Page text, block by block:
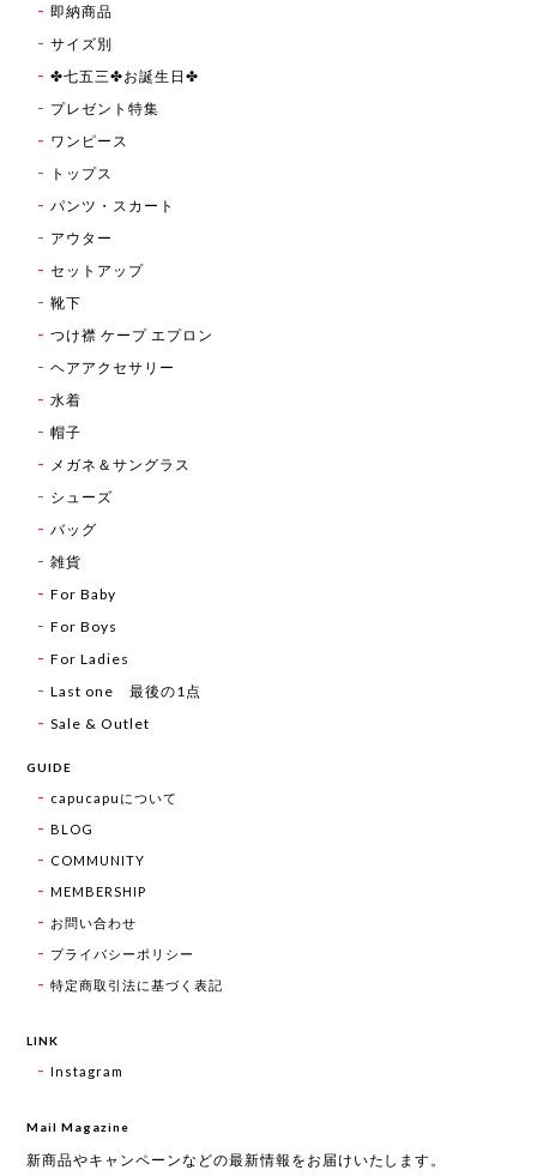
即納商品
サイズ別
✤七五三✤お誕生日✤
プレゼント特集
ワンピース
トップス
パンツ・スカート
アウター
セットアップ
靴下
つけ襟 ケープ エプロン
ヘアアクセサリー
水着
帽子
メガネ＆サングラス
シューズ
バッグ
雑貨
For Baby
For Boys
For Ladies
Last one 最後の1点
Sale & Outlet
GUIDE
capucapuについて
BLOG
COMMUNITY
MEMBERSHIP
お問い合わせ
プライバシーポリシー
特定商取引法に基づく表記
LINK
Instagram
Mail Magazine
新商品やキャンペーンなどの最新情報をお届けいたします。